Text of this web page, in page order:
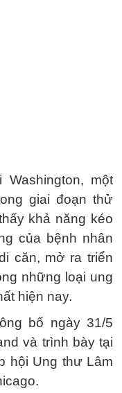
một
giai đoạn thử
khả năng kéo
của bệnh nhân
căn, mở ra triển
những loại ung
hiện nay.
bố ngày 31/5
và trình bày tại
hội Ung thư Lâm